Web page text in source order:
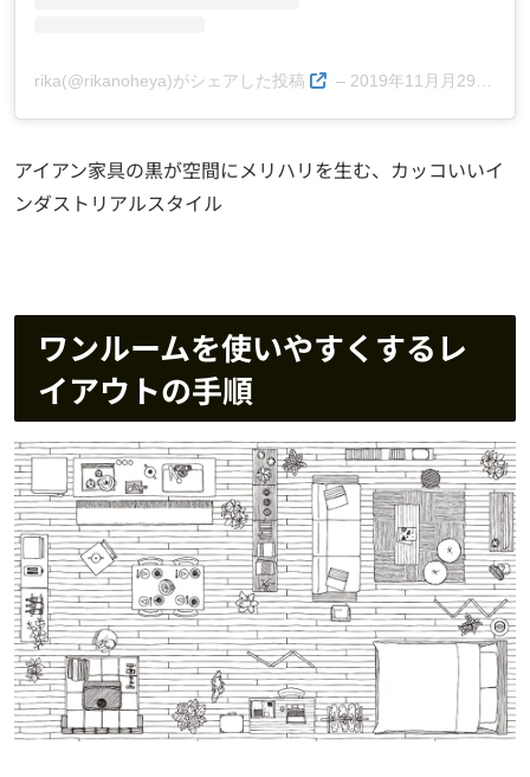
rika(@rikanoheya)がシェアした投稿 – 2019年11月月29日午後5時08分PST
アイアン家具の黒が空間にメリハリを生む、カッコいいイ
ンダストリアルスタイル
ワンルームを使いやすくするレ
イアウトの手順